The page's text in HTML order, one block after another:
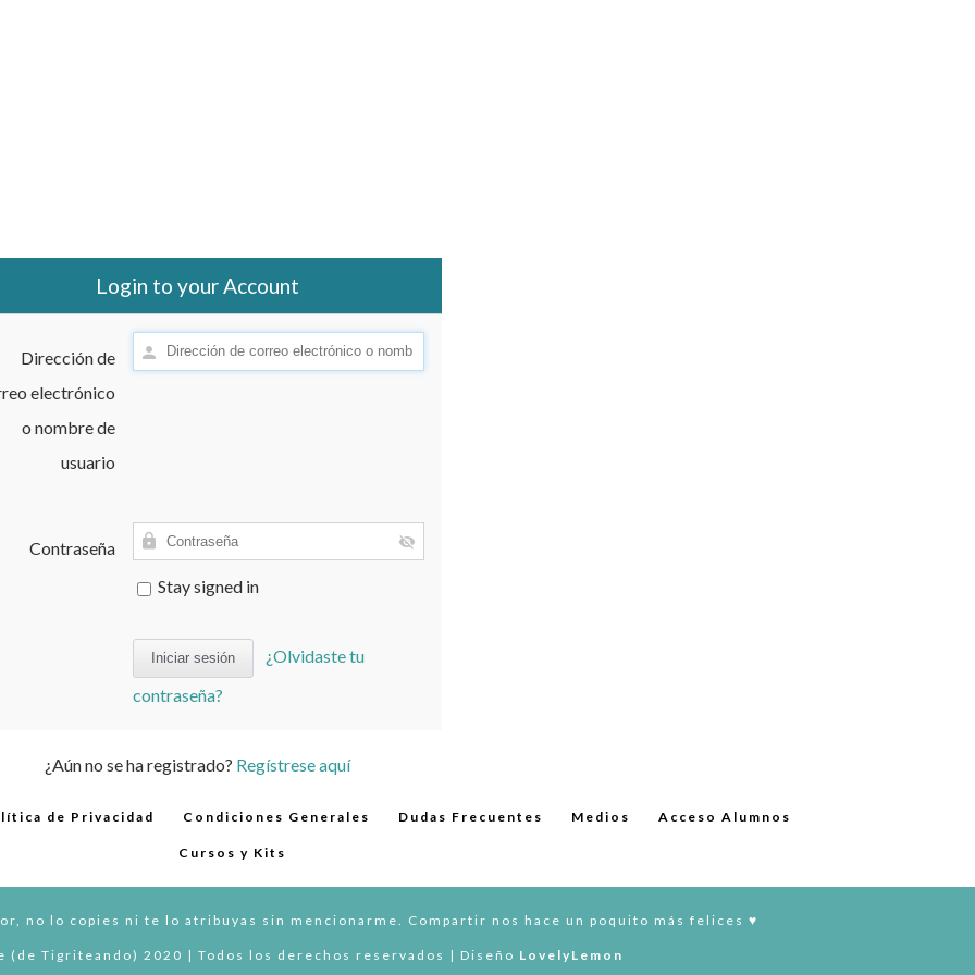
Login to your Account
Dirección de
electrónico
o nombre de
usuario
Contraseña
Stay signed in
¿Olvidaste tu
contraseña?
¿Aún no se ha registrado? Regístrese aquí
de Privacidad Condiciones Generales Dudas Frecuentes Medios Acceso Alumnos
Cursos y Kits
no lo copies ni te lo atribuyas sin mencionarme. Compartir nos hace un poquito más felices ♥︎
(de Tigriteando) 2020 | Todos los derechos reservados | Diseño LovelyLemon